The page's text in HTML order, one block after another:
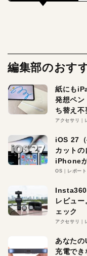
編集部のおす
紙にも
発想ペン
ち替え不
アクセサリ
iOS 27
カットの
iPhone
OS レポート
レビュ
ェック
アクセサリ
あなたの
充電でき